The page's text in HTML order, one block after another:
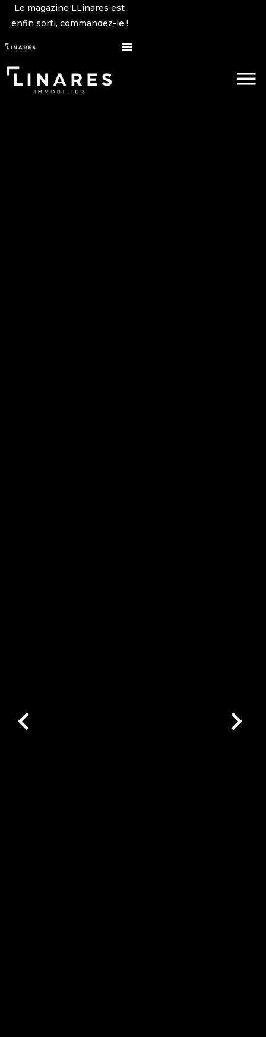
Le magazine LLinares est
enfin sorti, commandez-le !